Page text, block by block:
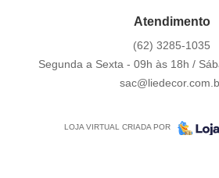
Atendimento
(62) 3285-1035
Segunda a Sexta - 09h às 18h /
LOJA VIRTUAL CRIADA POR